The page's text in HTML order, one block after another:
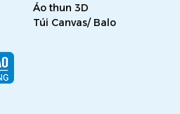
Áo thun 3D
Túi Canvas/ Balo